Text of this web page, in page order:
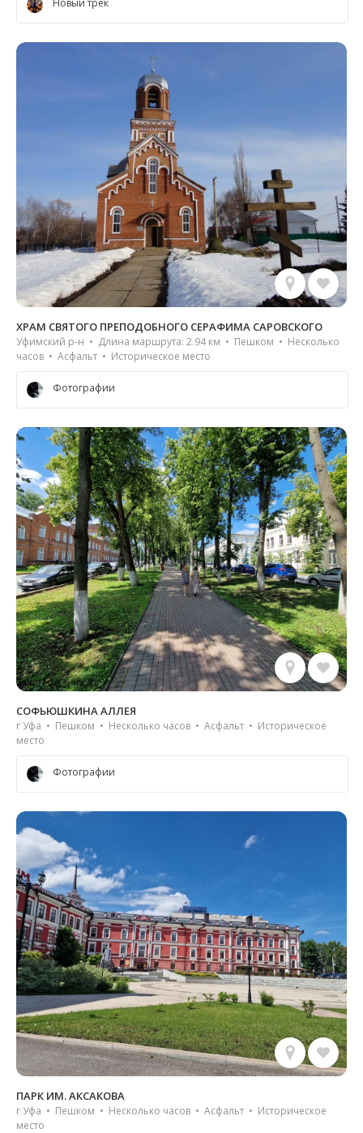
Новый трек
ХРАМ СВЯТОГО ПРЕПОДОБНОГО СЕРАФИМА САРОВСКОГО
Уфимский р-н • Длина маршрута: 2.94 км • Пешком • Несколько
часов • Асфальт • Историческое место
Фотографии
СОФЬЮШКИНА АЛЛЕЯ
г Уфа • Пешком • Несколько часов • Асфальт • Историческое
место
Фотографии
ПАРК ИМ. АКСАКОВА
г Уфа • Пешком • Несколько часов • Асфальт • Историческое
место